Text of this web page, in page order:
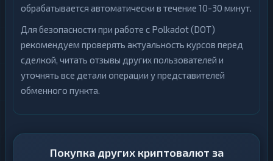
обрабатывается автоматически в течение 10-30 минут.
Для безопасности при работе с Polkadot (DOT)
рекомендуем проверять актуальность курсов перед
сделкой, читать отзывы других пользователей и
уточнять все детали операции у представителей
обменного пункта.
Покупка других криптовалют за